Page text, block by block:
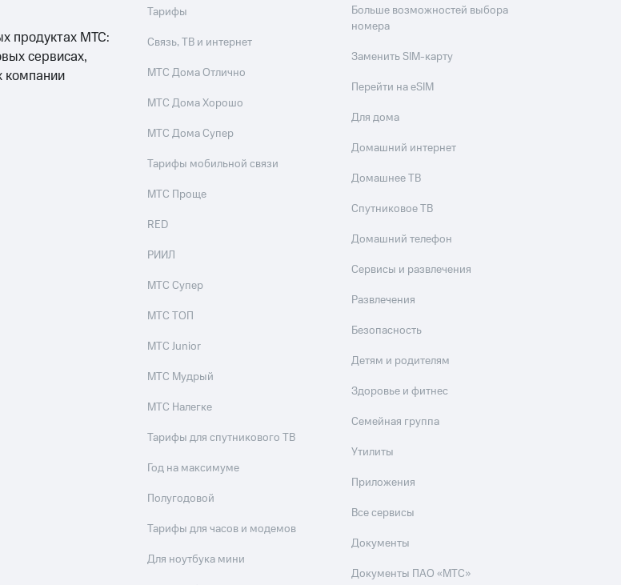
продуктах МТС:
сервисах,
компании
Тарифы
Связь, ТВ и интернет
МТС Дома Отлично
МТС Дома Хорошо
МТС Дома Супер
Тарифы мобильной связи
МТС Проще
RED
РИИЛ
МТС Супер
МТС ТОП
МТС Junior
МТС Мудрый
МТС Налегке
Тарифы для спутникового ТВ
Год на максимуме
Полугодовой
Тарифы для часов и модемов
Для ноутбука мини
Больше возможностей выбора
номера
Заменить SIM-карту
Перейти на eSIM
Для дома
Домашний интернет
Домашнее ТВ
Спутниковое ТВ
Домашний телефон
Сервисы и развлечения
Развлечения
Безопасность
Детям и родителям
Здоровье и фитнес
Семейная группа
Утилиты
Приложения
Все сервисы
Документы
Документы ПАО «МТС»